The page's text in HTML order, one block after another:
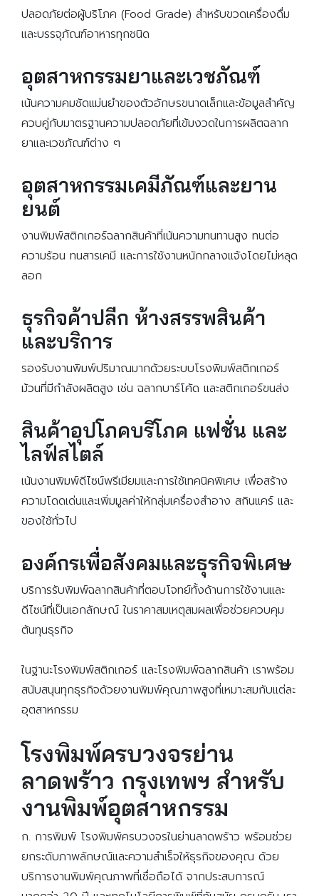
ปลอดภัยต่อผู้บริโภค (Food Grade) สำหรับขวดเครื่องดื่ม
และบรรจุภัณฑ์อาหารทุกชนิด
อุตสาหกรรมยาและเวชภัณฑ์
เน้นความคมชัดแม่นยำของตัวอักษรขนาดเล็กและข้อมูลสำคัญ
ควบคู่กับมาตรฐานความปลอดภัยที่เข้มงวดในการผลิตฉลาก
ยาและเวชภัณฑ์ต่าง ๆ
อุตสาหกรรมเคมีภัณฑ์และยาน
ยนต์
งานพิมพ์สติกเกอร์ฉลากสินค้าที่เน้นความทนทานสูง ทนต่อ
ความร้อน ทนสารเคมี และการใช้งานหนักกลางแจ้งโดยไม่หลุด
ลอก
ธุรกิจค้าปลีก ห้างสรรพสินค้า
และบริการ
รองรับงานพิมพ์ปริมาณมากด้วยระบบโรงพิมพ์สติกเกอร์
ม้วนที่มีกำลังผลิตสูง เช่น ฉลากบาร์โค้ด และสติกเกอร์ขนส่ง
สินค้าอุปโภคบริโภค แฟชั่น และ
ไลฟ์สไตล์
เน้นงานพิมพ์ดีไซน์พรีเมียมและการใช้เทคนิคพิเศษ เพื่อสร้าง
ความโดดเด่นและเพิ่มมูลค่าให้กลุ่มเครื่องสำอาง สกินแคร์ และ
ของใช้ทั่วไป
องค์กรเพื่อสังคมและธุรกิจพิเศษ
บริการรับพิมพ์ฉลากสินค้าที่ตอบโจทย์ทั้งด้านการใช้งานและ
ดีไซน์ที่เป็นเอกลักษณ์ ในราคาสมเหตุสมผลเพื่อช่วยควบคุม
ต้นทุนธุรกิจ
ในฐานะโรงพิมพ์สติกเกอร์ และโรงพิมพ์ฉลากสินค้า เราพร้อม
สนับสนุนทุกธุรกิจด้วยงานพิมพ์คุณภาพสูงที่เหมาะสมกับแต่ละ
อุตสาหกรรม
โรงพิมพ์ครบวงจรย่าน
ลาดพร้าว กรุงเทพฯ สำหรับ
งานพิมพ์อุตสาหกรรม
ก. การพิมพ์ โรงพิมพ์ครบวงจรในย่านลาดพร้าว พร้อมช่วย
ยกระดับภาพลักษณ์และความสำเร็จให้ธุรกิจของคุณ ด้วย
บริการงานพิมพ์คุณภาพที่เชื่อถือได้ จากประสบการณ์